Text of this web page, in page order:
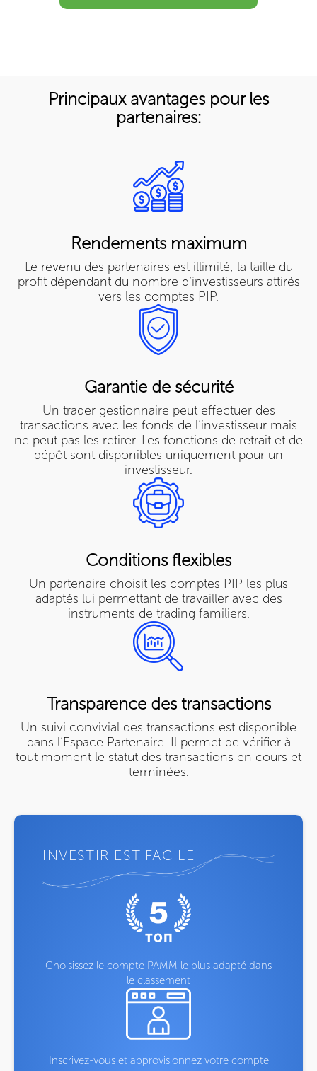
Principaux avantages pour les
partenaires:
Rendements maximum
Le revenu des partenaires est illimité, la taille du
profit dépendant du nombre d’investisseurs attirés
vers les comptes PIP.
Garantie de sécurité
Un trader gestionnaire peut effectuer des
transactions avec les fonds de l’investisseur mais
ne peut pas les retirer. Les fonctions de retrait et de
dépôt sont disponibles uniquement pour un
investisseur.
Conditions flexibles
Un partenaire choisit les comptes PIP les plus
adaptés lui permettant de travailler avec des
instruments de trading familiers.
Transparence des transactions
Un suivi convivial des transactions est disponible
dans l’Espace Partenaire. Il permet de vérifier à
tout moment le statut des transactions en cours et
terminées.
INVESTIR EST FACILE
Choisissez le compte PAMM le plus adapté dans
le classement
Inscrivez-vous et approvisionnez votre compte